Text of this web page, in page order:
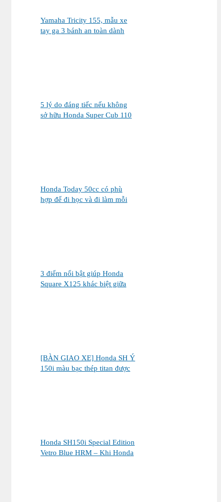
Yamaha Tricity 155, mẫu xe
tay ga 3 bánh an toàn dành
5 lý do đáng tiếc nếu không
sở hữu Honda Super Cub 110
Honda Today 50cc có phù
hợp để đi học và đi làm mỗi
3 điểm nổi bật giúp Honda
Square X125 khác biệt giữa
[BÀN GIAO XE] Honda SH Ý
150i màu bạc thép titan được
Honda SH150i Special Edition
Vetro Blue HRM – Khi Honda